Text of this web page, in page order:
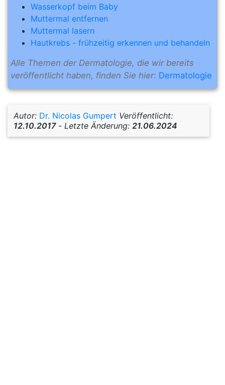
Wasserkopf beim Baby
Muttermal entfernen
Muttermal lasern
Hautkrebs - frühzeitig erkennen und behandeln
Alle Themen der Dermatologie, die wir bereits
veröffentlicht haben, finden Sie hier: Dermatologie
Autor: Dr. Nicolas Gumpert Veröffentlicht:
12.10.2017- Letzte Änderung: 21.06.2024